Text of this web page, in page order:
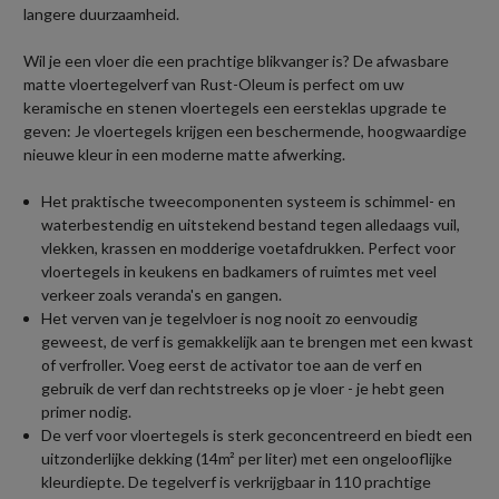
langere duurzaamheid.
Wil je een vloer die een prachtige blikvanger is? De afwasbare
matte vloertegelverf van Rust-Oleum is perfect om uw
keramische en stenen vloertegels een eersteklas upgrade te
geven: Je vloertegels krijgen een beschermende, hoogwaardige
nieuwe kleur in een moderne matte afwerking.
Het praktische tweecomponenten systeem is schimmel- en
waterbestendig en uitstekend bestand tegen alledaags vuil,
vlekken, krassen en modderige voetafdrukken. Perfect voor
vloertegels in keukens en badkamers of ruimtes met veel
verkeer zoals veranda's en gangen.
Het verven van je tegelvloer is nog nooit zo eenvoudig
geweest, de verf is gemakkelijk aan te brengen met een kwast
of verfroller. Voeg eerst de activator toe aan de verf en
gebruik de verf dan rechtstreeks op je vloer - je hebt geen
primer nodig.
De verf voor vloertegels is sterk geconcentreerd en biedt een
uitzonderlijke dekking (14m² per liter) met een ongelooflijke
kleurdiepte. De tegelverf is verkrijgbaar in 110 prachtige